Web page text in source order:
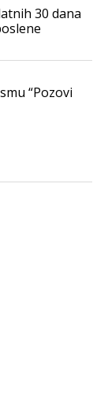
30 dana
“Pozovi